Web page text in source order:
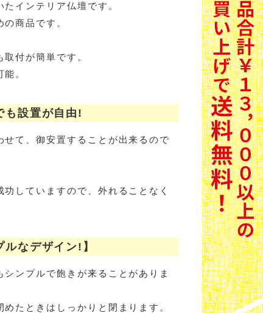
インテリア仏壇です。
商品です。
付が簡単です。
。
も設置が自由!
て、御安置することが出来るので
していますので、外れることなく
ルなデザイン!】
ンプルで飽きが来ることがありま
たときはしっかりと閉まります。